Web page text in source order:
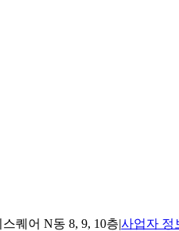
퀘어 N동 8, 9, 10층|사업자 정